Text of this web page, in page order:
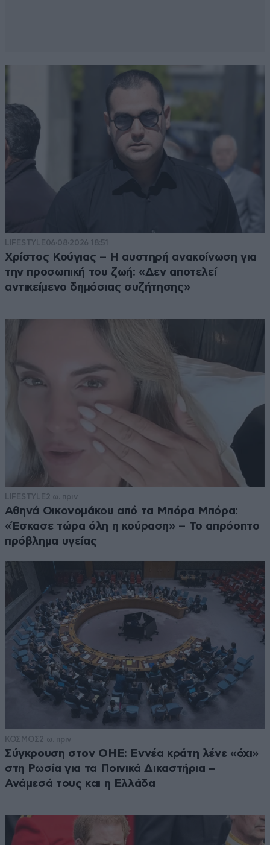
LIFESTYLE06·08·2026 18:51
Χρίστος Κούγιας – Η αυστηρή ανακοίνωση για
την προσωπική του ζωή: «Δεν αποτελεί
αντικείμενο δημόσιας συζήτησης»
LIFESTYLE2 ω. πριν
Αθηνά Οικονομάκου από τα Μπόρα Μπόρα:
«Έσκασε τώρα όλη η κούραση» – Το απρόοπτο
πρόβλημα υγείας
ΚΟΣΜΟΣ2 ω. πριν
Σύγκρουση στον ΟΗΕ: Εννέα κράτη λένε «όχι»
στη Ρωσία για τα Ποινικά Δικαστήρια –
Ανάμεσά τους και η Ελλάδα